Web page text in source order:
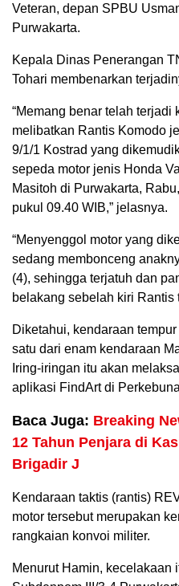
Veteran, depan SPBU
Purwakarta.
Kepala Dinas Penerangan
Tohari membenarkan
“Memang benar telah
melibatkan Rantis Komodo
9/1/1 Kostrad yang
sepeda motor jenis Honda
Masitoh di Purwakarta,
pukul 09.40 WIB,” jelasnya.
“Menyenggol motor yang
sedang membonceng
(4), sehingga terjatuh dan
belakang sebelah kiri Rantis
Diketahui, kendaraan
satu dari enam kendaraan
Iring-iringan itu akan
aplikasi FindArt di
Baca Juga: Breaking
12 Tahun Penjara di
Brigadir J
Kendaraan taktis (rantis)
motor tersebut merupakan
rangkaian konvoi militer.
Menurut Hamin, kecelakaan